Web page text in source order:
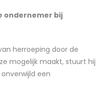
ondernemer bij
herroeping door de
mogelijk maakt, stuurt hij
een